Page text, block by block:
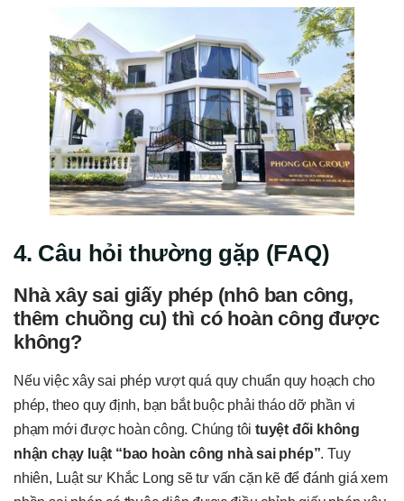
4. Câu hỏi thường gặp (FAQ)
Nhà xây sai giấy phép (nhô ban công,
thêm chuồng cu) thì có hoàn công được
không?
Nếu việc xây sai phép vượt quá quy chuẩn quy hoạch cho
phép, theo quy định, bạn bắt buộc phải tháo dỡ phần vi
phạm mới được hoàn công. Chúng tôituyệt đối không
nhận chạy luật “bao hoàn công nhà sai phép”. Tuy
nhiên, Luật sư Khắc Long sẽ tư vấn cặn kẽ để đánh giá xem